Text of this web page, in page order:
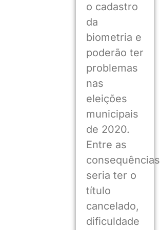
o cadastro
da
biometria e
poderão ter
problemas
nas
eleições
municipais
de 2020.
Entre as
consequências
seria ter o
título
cancelado,
dificuldade